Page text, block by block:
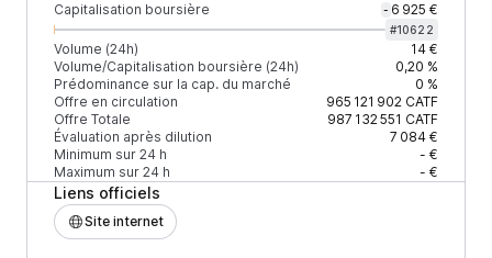
Capitalisation boursière - 6 925 €
#10622
Volume (24h)
14 €
Volume/Capitalisation boursière (24h)
0,20 %
Prédominance sur la cap. du marché
0 %
Offre en circulation
965 121 902CATF
Offre Totale
987 132 551 CATF
Évaluation après dilution
7 084 €
Minimum sur 24 h
- €
Maximum sur 24 h
- €
Liens officiels
Site internet